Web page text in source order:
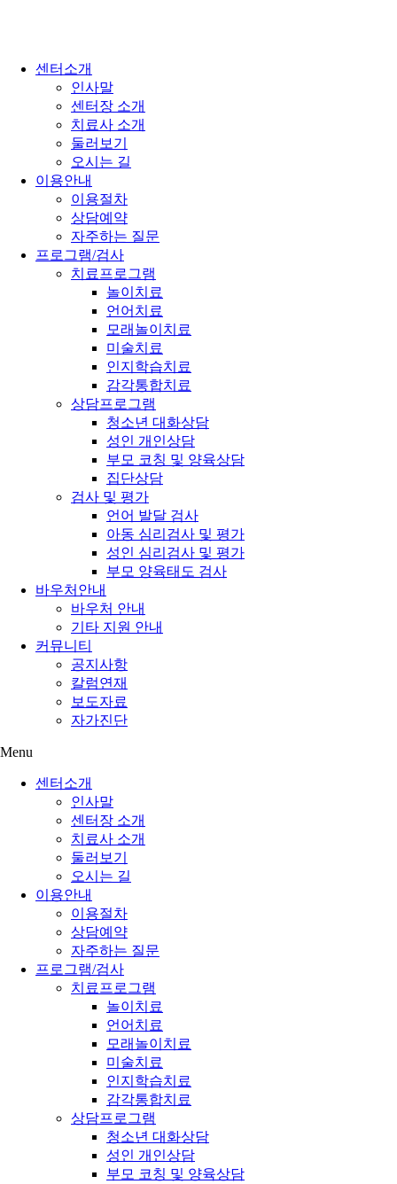
센터소개
인사말
센터장 소개
치료사 소개
둘러보기
오시는 길
이용안내
이용절차
상담예약
자주하는 질문
프로그램/검사
치료프로그램
놀이치료
언어치료
모래놀이치료
미술치료
인지학습치료
감각통합치료
상담프로그램
청소년 대화상담
성인 개인상담
부모 코칭 및 양육상담
집단상담
검사 및 평가
언어 발달 검사
아동 심리검사 및 평가
성인 심리검사 및 평가
부모 양육태도 검사
바우처안내
바우처 안내
기타 지원 안내
커뮤니티
공지사항
칼럼연재
보도자료
자가진단
Menu
센터소개
인사말
센터장 소개
치료사 소개
둘러보기
오시는 길
이용안내
이용절차
상담예약
자주하는 질문
프로그램/검사
치료프로그램
놀이치료
언어치료
모래놀이치료
미술치료
인지학습치료
감각통합치료
상담프로그램
청소년 대화상담
성인 개인상담
부모 코칭 및 양육상담